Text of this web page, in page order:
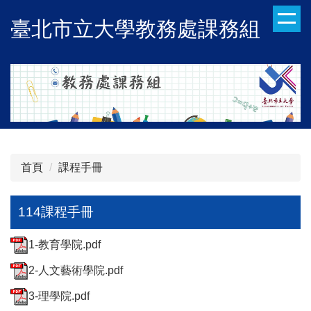
到
內
容
區
臺北市立大學教務處課務組
首頁 課程手冊
114課程手冊
1-教育學院.pdf
2-人文藝術學院.pdf
3-理學院.pdf